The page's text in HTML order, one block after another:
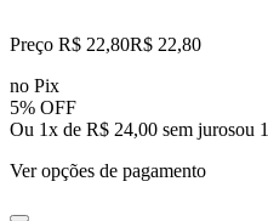
Preço R$ 22,80R$ 22,80
no Pix
5% OFF
Ou 1x de R$ 24,00 sem jurosou 1
Ver opções de pagamento